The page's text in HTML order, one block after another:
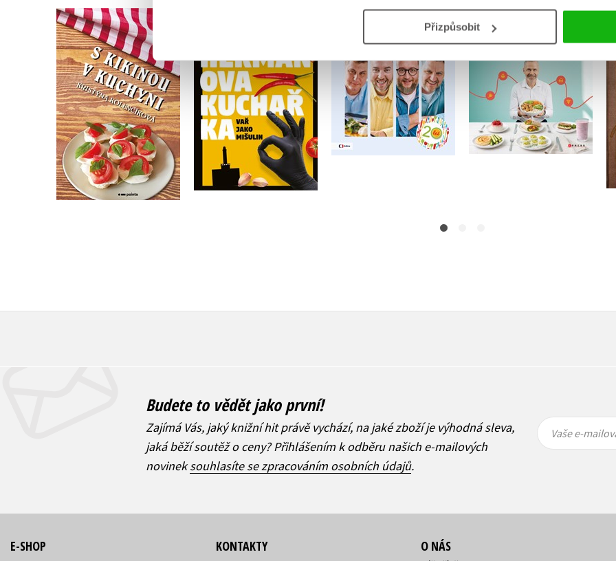
Přizpůsobit
S Kikinou v kuchyni
Kristýna Kolenčíková
Do košíku
279 Kč
223 Kč
Do košíku
449 Kč
359 Kč
Do košíku Do košíku
Budete to vědět jako první!
Zajímá Vás, jaký knižní hit právě vychází, na jaké zboží je výhodná sleva,
jaká běží soutěž o ceny? Přihlášením k odběru našich e-mailových
novineksouhlasíte se zpracováním osobních údajů.
mailová
mailová
Vaše e-
E-SHOP KONTAKTY O NÁS